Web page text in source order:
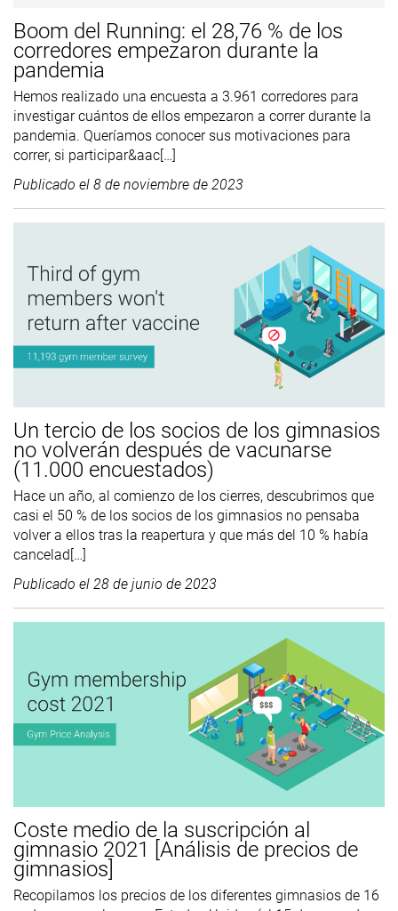
Boom del Running: el 28,76 % de los
corredores empezaron durante la
pandemia
Hemos realizado una encuesta a 3.961 corredores para
investigar cuántos de ellos empezaron a correr durante la
pandemia. Queríamos conocer sus motivaciones para
correr, si participar&aac[…]
Publicado el 8 de noviembre de 2023
Un tercio de los socios de los gimnasios
no volverán después de vacunarse
(11.000 encuestados)
Hace un año, al comienzo de los cierres, descubrimos que
casi el 50 % de los socios de los gimnasios no pensaba
volver a ellos tras la reapertura y que más del 10 % había
cancelad[…]
Publicado el 28 de junio de 2023
Coste medio de la suscripción al
gimnasio 2021 [Análisis de precios de
gimnasios]
Recopilamos los precios de los diferentes gimnasios de 16